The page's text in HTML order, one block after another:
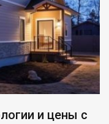
и цены с